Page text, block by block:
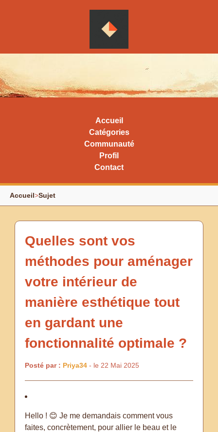
Accueil
Catégories
Communauté
Profil
Contact
Accueil>Sujet
Quelles sont vos
méthodes pour aménager
votre intérieur de
manière esthétique tout
en gardant une
fonctionnalité optimale ?
Posté par : Priya34 - le 22 Mai 2025
Hello ! 😊 Je me demandais comment vous
faites, concrètement, pour allier le beau et le